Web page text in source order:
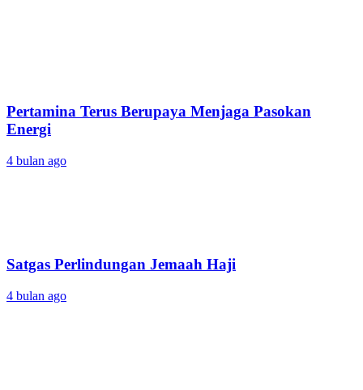
Pertamina Terus Berupaya Menjaga Pasokan
Energi
4 bulan ago
Satgas Perlindungan Jemaah Haji
4 bulan ago